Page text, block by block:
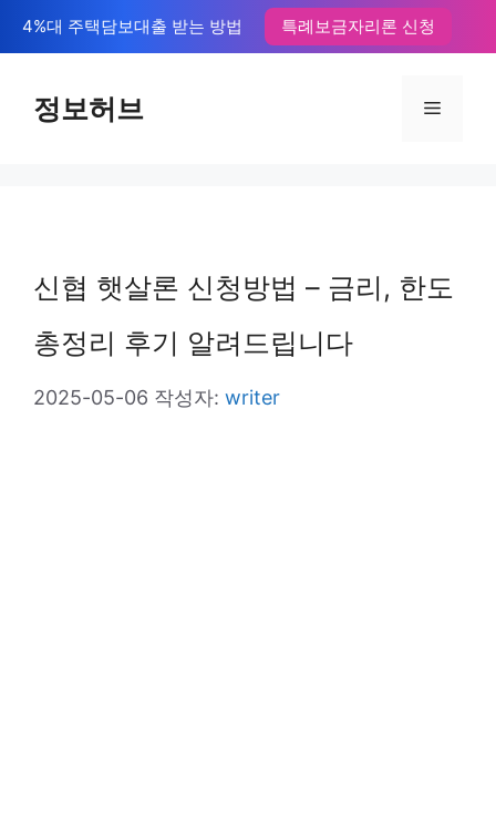
텐
4%대 주택담보대출 받는 방법 특례보금자리론 신청
정보허브 메
신협 햇살론 신청방법 – 금리, 한도
총정리 후기 알려드립니다
2025-05-06 작성자: writer